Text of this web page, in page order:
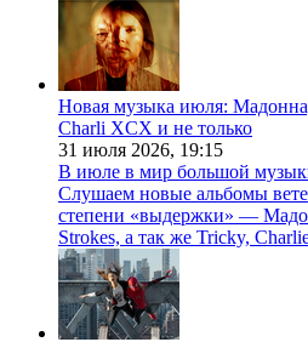
Новая музыка июля:
Charli XCX и не только
31 июля 2026, 19:15
В июле в мир большой
Слушаем новые альбомы
степени «выдержки» —
Strokes, а так же Tricky,